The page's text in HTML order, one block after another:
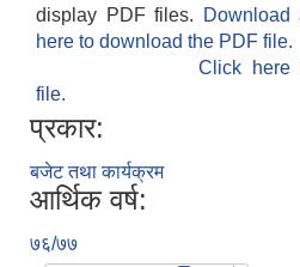
display PDF files.
here to download the PDF file.
Click here
file.
प्रकार:
बजेट तथा कार्यक्रम
आर्थिक वर्ष:
७६/७७